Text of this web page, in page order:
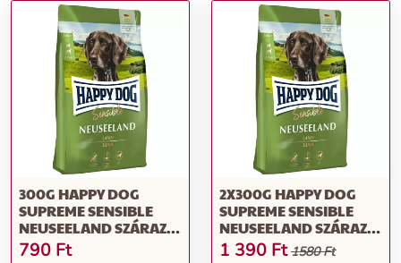
300G HAPPY DOG
SUPREME SENSIBLE
NEUSEELAND SZÁRAZ
KUTYATÁP
790 Ft
2X300G HAPPY DOG
SUPREME SENSIBLE
NEUSEELAND SZÁRAZ
KUTYATÁP
1 390 Ft 1580 Ft